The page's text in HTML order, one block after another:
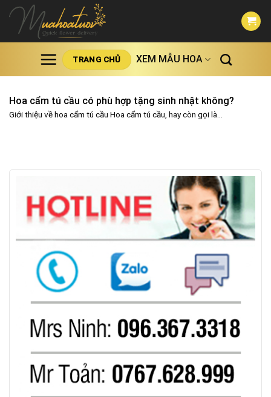
Skip
content
TRANG CHỦ XEM MẪU HOA
Hoa cẩm tú cầu có phù hợp tặng sinh nhật không?
Giới thiệu về hoa cẩm tú cầu Hoa cẩm tú cầu, hay còn gọi là...